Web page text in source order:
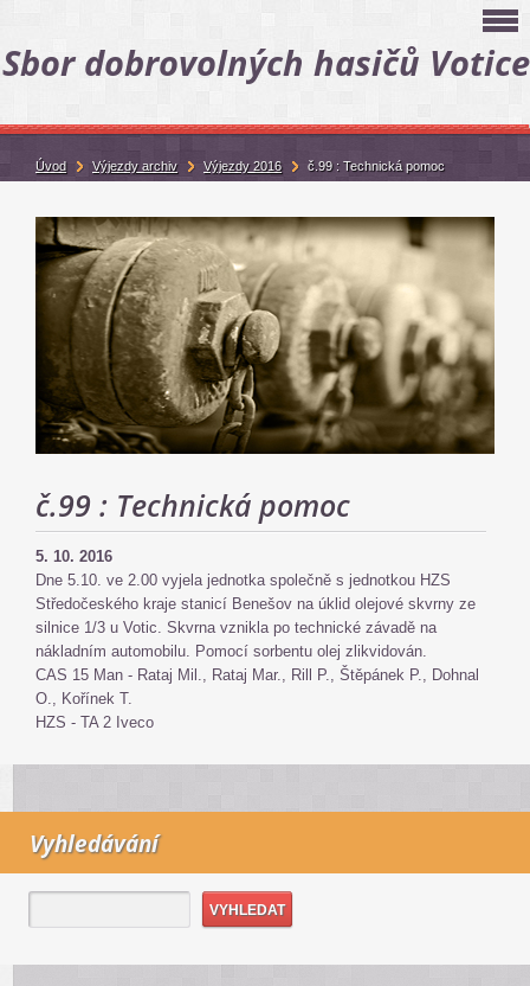
Sbor dobrovolných hasičů Votice
č.99 : Technická pomoc
5. 10. 2016
Dne 5.10. ve 2.00 vyjela jednotka společně s jednotkou HZS
Středočeského kraje stanicí Benešov na úklid olejové skvrny ze
silnice 1/3 u Votic. Skvrna vznikla po technické závadě na
nákladním automobilu. Pomocí sorbentu olej zlikvidován.
CAS 15 Man - Rataj Mil., Rataj Mar., Rill P., Štěpánek P., Dohnal
O., Kořínek T.
HZS - TA 2 Iveco
Vyhledávání
Úvod Výjezdy archiv Výjezdy 2016 č.99 : Technická pomoc